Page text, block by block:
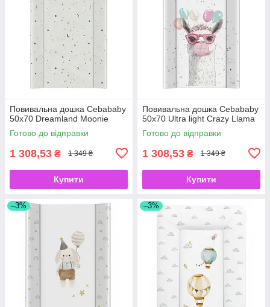
Повивальна дошка Cebababy
50x70 Dreamland Moonie
Готово до відправки
1 308,53 ₴ 1 349 ₴
Купити
Повивальна дошка Cebababy
50x70 Ultra light Crazy Llama
Готово до відправки
1 308,53 ₴ 1 349 ₴
Купити
–3% –3%